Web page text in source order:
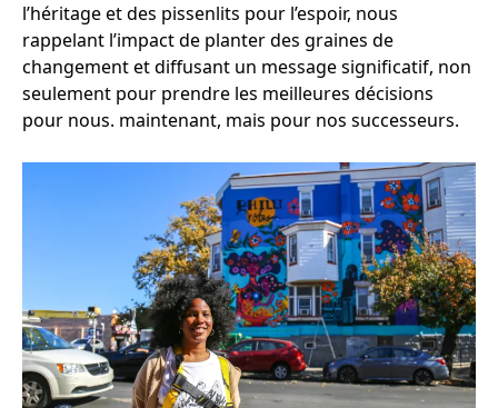
l’héritage et des pissenlits pour l’espoir, nous
rappelant l’impact de planter des graines de
changement et diffusant un message significatif, non
seulement pour prendre les meilleures décisions
pour nous. maintenant, mais pour nos successeurs.